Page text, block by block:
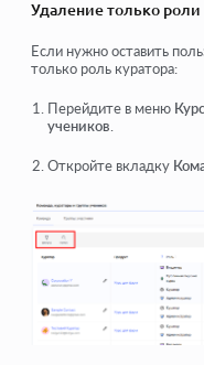
Удаление только роли
Если нужно оставить
только роль куратора:
Перейдите в меню
учеников.
Откройте вкладку